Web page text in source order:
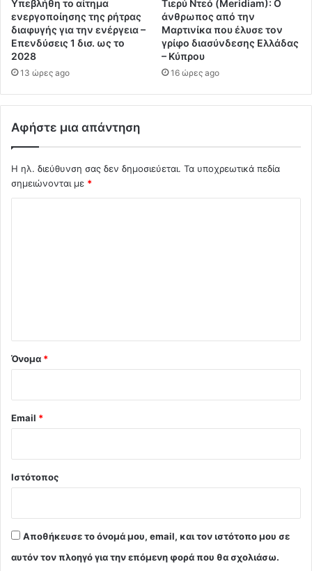
Υπεβλήθη το αίτημα
ενεργοποίησης της ρήτρας
διαφυγής για την ενέργεια –
Επενδύσεις 1 δισ. ως το
2028
13 ώρες ago
Τιερύ Ντεό (Meridiam): Ο
άνθρωπος από την
Μαρτινίκα που έλυσε τον
γρίφο διασύνδεσης Ελλάδας
– Κύπρου
16 ώρες ago
Αφήστε μια απάντηση
Η ηλ. διεύθυνση σας δεν δημοσιεύεται. Τα υποχρεωτικά πεδία
σημειώνονται με *
Όνομα *
Email *
Ιστότοπος
Αποθήκευσε το όνομά μου, email, και τον ιστότοπο μου σε
αυτόν τον πλοηγό για την επόμενη φορά που θα σχολιάσω.